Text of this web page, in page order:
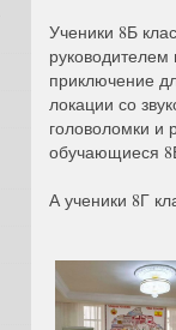
Ученики 8Б
руководителем
приключение
локации со
головоломки и
обучающиеся
А ученики 8Г